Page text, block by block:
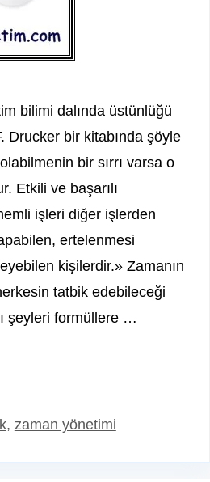
bilimi dalında üstünlüğü
Drucker bir kitabında şöyle
bir sırrı varsa o
Etkili ve başarılı
işleri diğer işlerden
ertelenmesi
kişilerdir.» Zamanın
tatbik edebileceği
şeyleri formüllere …
, zaman yönetimi